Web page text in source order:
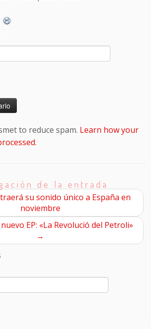
to reduce spam. Learn how your
.
de la entrada
su sonido único a España en
noviembre
EP: «La Revolució del Petroli»
→